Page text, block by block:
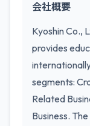
会社概要
Kyoshin Co.,
provides
segments:
Related
Business.